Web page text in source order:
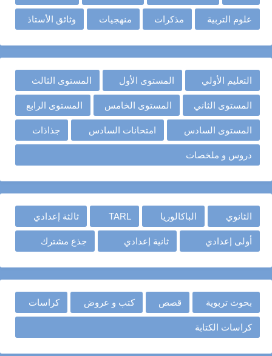
علوم التربية مذكرات منهجيات وثائق الأستاذ
التعليم الأولي المستوى الأول المستوى الثالث
المستوى الثاني المستوى الخامس المستوى الرابع
المستوى السادس امتحانات السادس جذاذات
دروس و ملخصات
الثانوي الباكالوريا TARL ثالثة إعدادي
أولى إعدادي ثانية إعدادي جذع مشترك
بحوث تربوية قصص كتب و عروض كراسات
كراسات الكتابة